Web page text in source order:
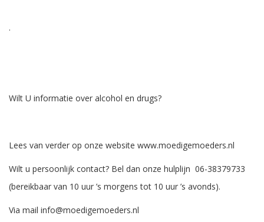
.
Wilt U informatie over alcohol en drugs?
Lees van verder op onze website www.moedigemoeders.nl
Wilt u persoonlijk contact? Bel dan onze hulplijn 06-38379733
(bereikbaar van 10 uur ’s morgens tot 10 uur ’s avonds).
Via mail info@moedigemoeders.nl